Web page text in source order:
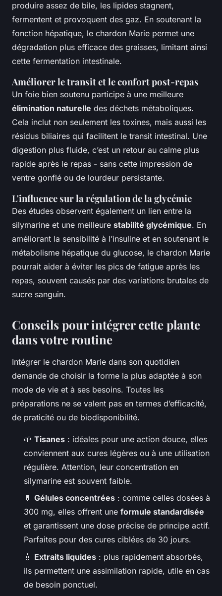
produire assez de bile, les lipides stagnent,
fermentent et provoquent des gaz. En soutenant la
fonction hépatique, le chardon Marie permet une
dégradation plus efficace des graisses, limitant ainsi
cette fermentation intestinale.
Améliorer le transit et le confort post-repas
Un foie bien soutenu participe à une meilleure
élimination naturelle des déchets métaboliques.
Cela inclut non seulement les toxines, mais aussi les
résidus biliaires qui facilitent le transit intestinal. Une
digestion plus fluide, c’est un retour au calme plus
rapide après le repas - sans cette impression de
ventre gonflé ou de lourdeur persistante.
L'influence sur la régulation de la glycémie
Des études observent également un lien entre la
silymarine et une meilleure stabilité glycémique. En
améliorant la sensibilité à l’insuline et en soutenant le
métabolisme hépatique du glucose, le chardon Marie
pourrait aider à éviter les pics de fatigue après les
repas, souvent causés par des variations brutales de
sucre sanguin.
Conseils pour intégrer cette plante
dans votre routine
Intégrer le chardon Marie dans son quotidien
demande de choisir la forme la plus adaptée à son
mode de vie et à ses besoins. Toutes les
préparations ne se valent pas en termes d’efficacité,
de praticité ou de biodisponibilité.
🌱 Tisanes : idéales pour une action douce, elles
conviennent aux cures légères ou à une utilisation
régulière. Attention, leur concentration en
silymarine est souvent faible.
💊 Gélules concentrées : comme celles dosées à
300 mg, elles offrent une formule standardisée
et garantissent une dose précise de principe actif.
Parfaites pour des cures ciblées de 30 jours.
💧 Extraits liquides : plus rapidement absorbés,
ils permettent une assimilation rapide, utile en cas
de besoin ponctuel.